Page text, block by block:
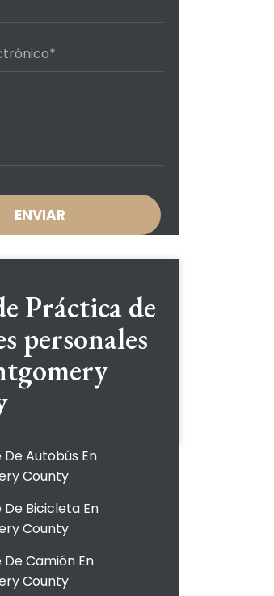
Práctica de
personales
Autobús En
County
Bicicleta En
County
Camión En
County